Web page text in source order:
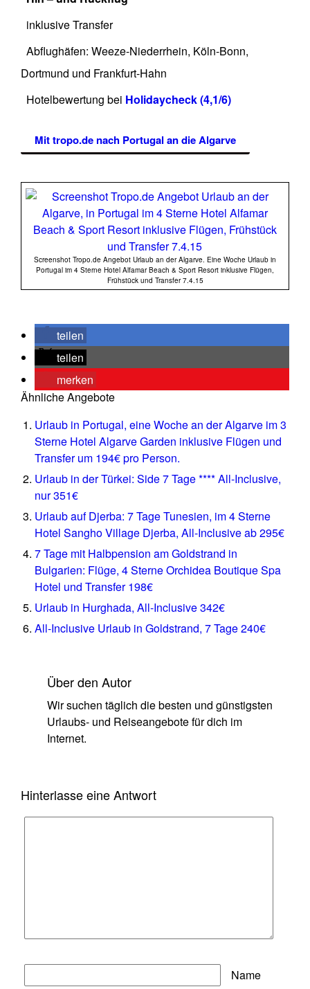
inklusive Transfer
Abflughäfen: Weeze-Niederrhein, Köln-Bonn,
Dortmund und Frankfurt-Hahn
Hotelbewertung bei Holidaycheck (4,1/6)
Mit tropo.de nach Portugal an die Algarve
Screenshot Tropo.de Angebot Urlaub an der Algarve. Eine Woche Urlaub in
Portugal im 4 Sterne Hotel Alfamar Beach & Sport Resort inklusive Flügen,
Frühstück und Transfer 7.4.15
teilen
teilen
merken
Ähnliche Angebote
Urlaub in Portugal, eine Woche an der Algarve im 3
Sterne Hotel Algarve Garden inklusive Flügen und
Transfer um 194€ pro Person.
Urlaub in der Türkei: Side 7 Tage **** All-Inclusive,
nur 351€
Urlaub auf Djerba: 7 Tage Tunesien, im 4 Sterne
Hotel Sangho Village Djerba, All-Inclusive ab 295€
7 Tage mit Halbpension am Goldstrand in
Bulgarien: Flüge, 4 Sterne Orchidea Boutique Spa
Hotel und Transfer 198€
Urlaub in Hurghada, All-Inclusive 342€
All-Inclusive Urlaub in Goldstrand, 7 Tage 240€
Über den Autor
Wir suchen täglich die besten und günstigsten
Urlaubs- und Reiseangebote für dich im
Internet.
Hinterlasse eine Antwort
Name